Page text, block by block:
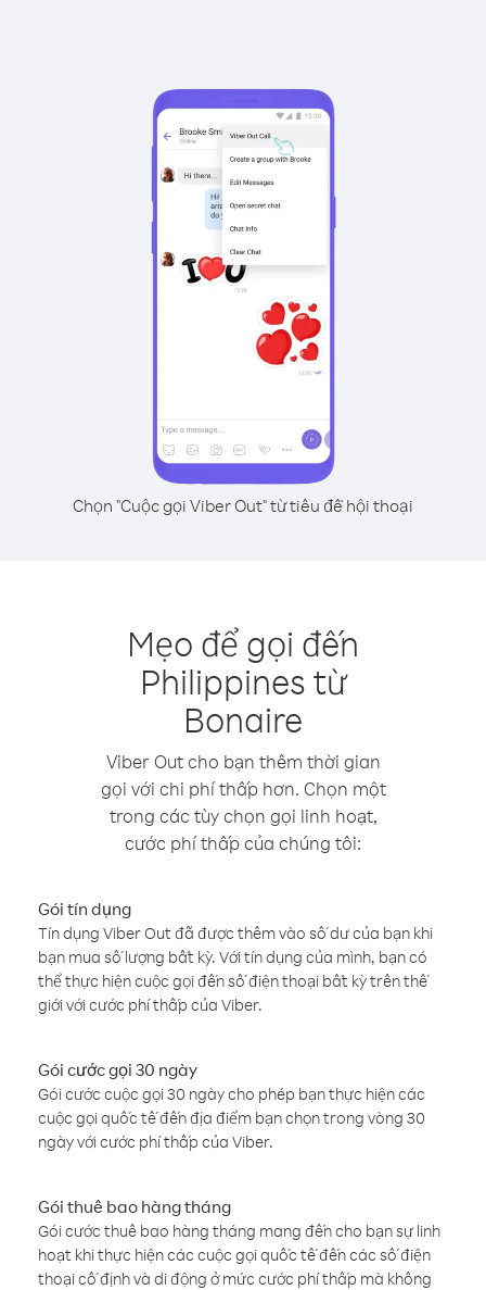
Chọn "Cuộc gọi Viber Out" từ tiêu đề hội thoại
Mẹo để gọi đến
Philippines từ
Bonaire
Viber Out cho bạn thêm thời gian
gọi với chi phí thấp hơn. Chọn một
trong các tùy chọn gọi linh hoạt,
cước phí thấp của chúng tôi:
Gói tín dụng
Tín dụng Viber Out đã được thêm vào số dư của bạn khi
bạn mua số lượng bất kỳ. Với tín dụng của mình, bạn có
thể thực hiện cuộc gọi đến số điện thoại bất kỳ trên thế
giới với cước phí thấp của Viber.
Gói cước gọi 30 ngày
Gói cước cuộc gọi 30 ngày cho phép bạn thực hiện các
cuộc gọi quốc tế đến địa điểm bạn chọn trong vòng 30
ngày với cước phí thấp của Viber.
Gói thuê bao hàng tháng
Gói cước thuê bao hàng tháng mang đến cho bạn sự linh
hoạt khi thực hiện các cuộc gọi quốc tế đến các số điện
thoại cố định và di động ở mức cước phí thấp mà không